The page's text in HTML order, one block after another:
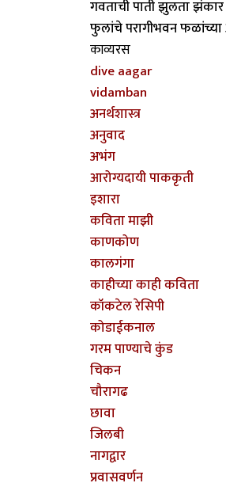
गवताची पाती झुलता
फुलांचे परागीभवन
काव्यरस
dive aagar
vidamban
अनर्थशास्त्र
अनुवाद
अभंग
आरोग्यदायी पाककृती
इशारा
कविता माझी
काणकोण
कालगंगा
काहीच्या काही कविता
कॉकटेल रेसिपी
कोडाईकनाल
गरम पाण्याचे कुंड
चिकन
चौरागढ
छावा
जिलबी
नागद्वार
प्रवासवर्णन